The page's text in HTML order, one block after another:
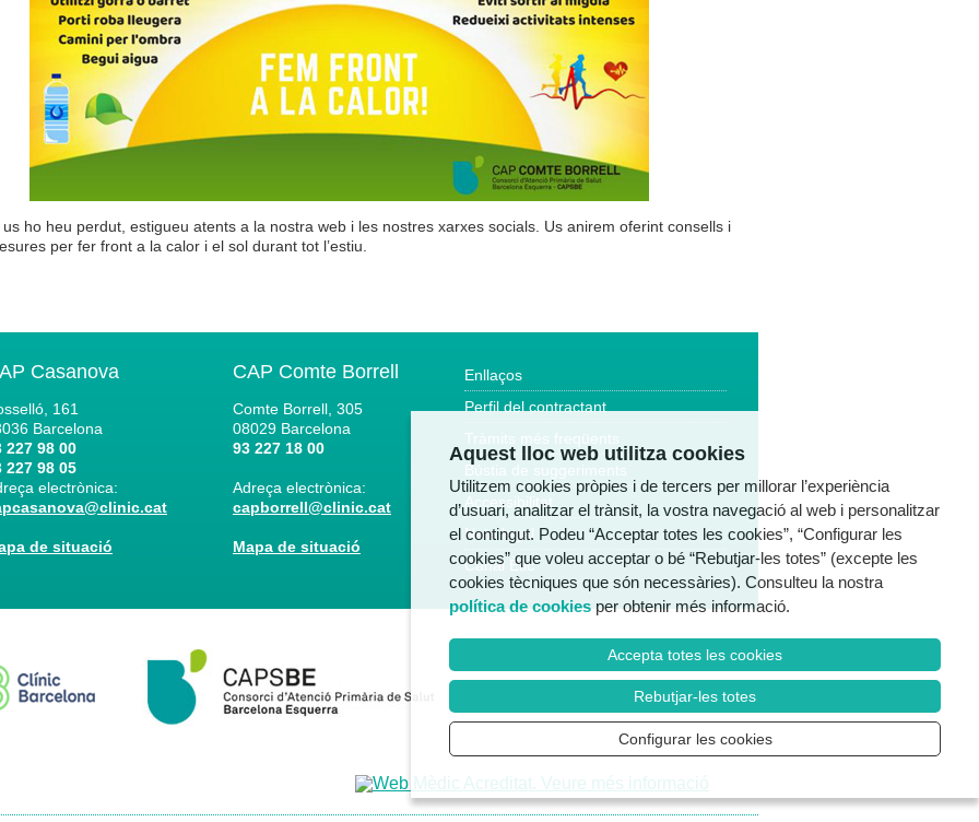
us ho heu perdut, estigueu atents a la nostra web i les nostres xarxes socials. Us anirem oferint consells i
per fer front a la calor i el sol durant tot l’estiu.
Casanova
161
Barcelona
227 98 00
227 98 05
electrònica:
de situació
CAP Comte Borrell
Comte Borrell, 305
08029 Barcelona
93 227 18 00
Adreça electrònica:
capborrell@clinic.cat
Mapa de situació
Enllaços
Perfil del contractant
Tràmits més freqüents
Bústia de suggeriments
Accessibilitat
Nota legal
Canal Ètic
Aquest lloc web utilitza cookies
Utilitzem cookies pròpies i de tercers per millorar l’experiència
d’usuari, analitzar el trànsit, la vostra navegació al web i personalitzar
el contingut. Podeu “Acceptar totes les cookies”, “Configurar les
cookies” que voleu acceptar o bé “Rebutjar-les totes” (excepte les
cookies tècniques que són necessàries). Consulteu la nostra
política de cookiesper obtenir més informació.
Accepta totes les cookies
Rebutjar-les totes
Configurar les cookies